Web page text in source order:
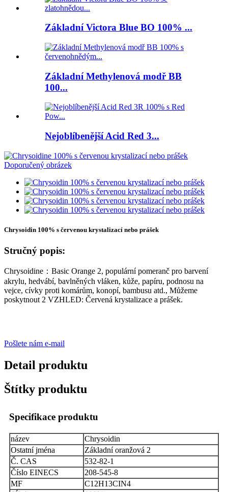
Základní Victora Blue BO 100% ...
Základní Methylenová modř BB
100...
Nejoblíbenější Acid Red 3...
Chrysoidin 100% s červenou krystalizací nebo prášek
Stručný popis:
Chrysoidine：Basic Orange 2, populární pomeranč pro barvení
akrylu, hedvábí, bavlněných vláken, kůže, papíru, podnosu na
vejce, cívky proti komárům, konopí, bambusu atd., Můžeme
poskytnout 2 VZHLED: Červená krystalizace a prášek.
Pošlete nám e-mail
Detail produktu
Štítky produktu
Specifikace produktu
název
Chrysoidin
Ostatní jména
Základní oranžová 2
Č. CAS
532-82-1
Číslo EINECS
208-545-8
MF
C12H13CIN4